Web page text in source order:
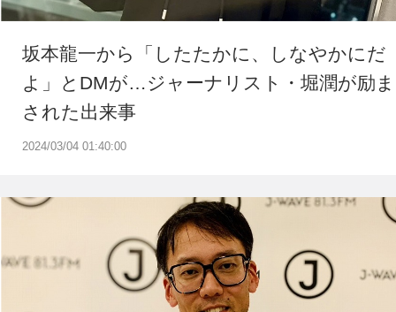
2024/03/04 01:40:00
坂本龍一から「したたかに、しなやかにだ
よ」とDMが…ジャーナリスト・堀潤が励ま
された出来事